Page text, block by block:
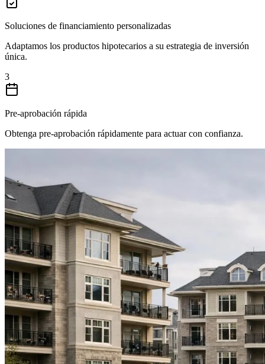
Soluciones de financiamiento personalizadas
Adaptamos los productos hipotecarios a su estrategia de inversión
única.
3
Pre-aprobación rápida
Obtenga pre-aprobación rápidamente para actuar con confianza.